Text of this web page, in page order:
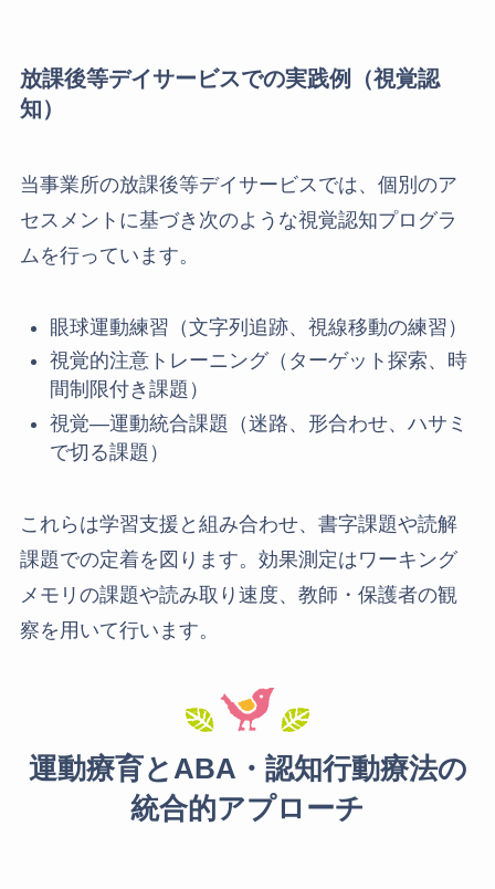
放課後等デイサービスでの実践例（視覚認
知）
当事業所の放課後等デイサービスでは、個別のア
セスメントに基づき次のような視覚認知プログラ
ムを行っています。
眼球運動練習（文字列追跡、視線移動の練習）
視覚的注意トレーニング（ターゲット探索、時
間制限付き課題）
視覚―運動統合課題（迷路、形合わせ、ハサミ
で切る課題）
これらは学習支援と組み合わせ、書字課題や読解
課題での定着を図ります。効果測定はワーキング
メモリの課題や読み取り速度、教師・保護者の観
察を用いて行います。
運動療育とABA・認知行動療法の
統合的アプローチ